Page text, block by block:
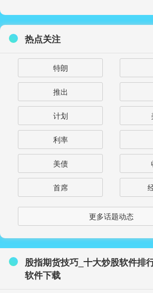
热点关注
特朗
推出
计划
利率
美债
首席
更多话题动态
股指期货技巧_十大炒股软件排
软件下载